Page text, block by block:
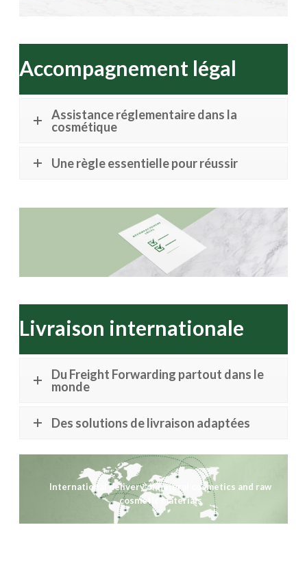
Accompagnement légal
Assistance réglementaire dans la
cosmétique
Une règle essentielle pour réussir
Livraison internationale
Du Freight Forwarding partout dans le
monde
Des solutions de livraison adaptées
International delivery of natural cosmetics and raw
cosmetic materials